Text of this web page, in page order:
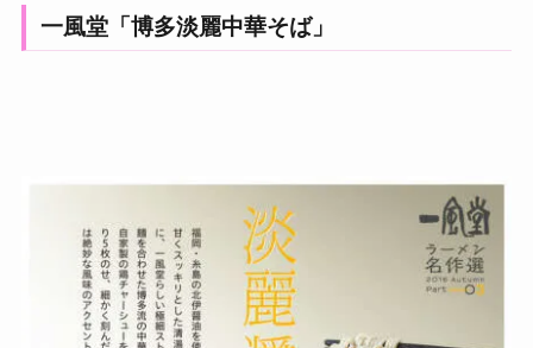
一風堂「博多淡麗中華そば」